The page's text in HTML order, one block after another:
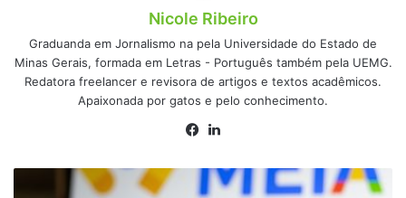
Nicole Ribeiro
Graduanda em Jornalismo na pela Universidade do Estado de
Minas Gerais, formada em Letras - Português também pela UEMG.
Redatora freelancer e revisora de artigos e textos acadêmicos.
Apaixonada por gatos e pelo conhecimento.
Facebook